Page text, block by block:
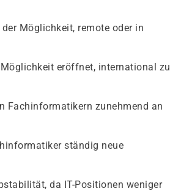
Möglichkeit, remote oder in
eröffnet, international zu
Fachinformatikern zunehmend an
ständig neue
da IT-Positionen weniger